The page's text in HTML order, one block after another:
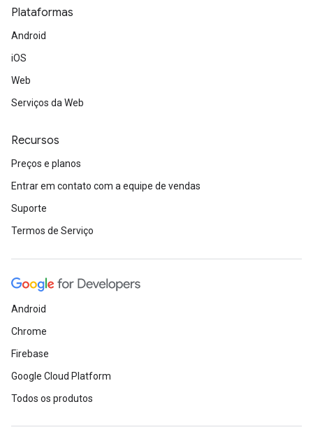
Plataformas
Android
iOS
Web
Serviços da Web
Recursos
Preços e planos
Entrar em contato com a equipe de vendas
Suporte
Termos de Serviço
Android
Chrome
Firebase
Google Cloud Platform
Todos os produtos